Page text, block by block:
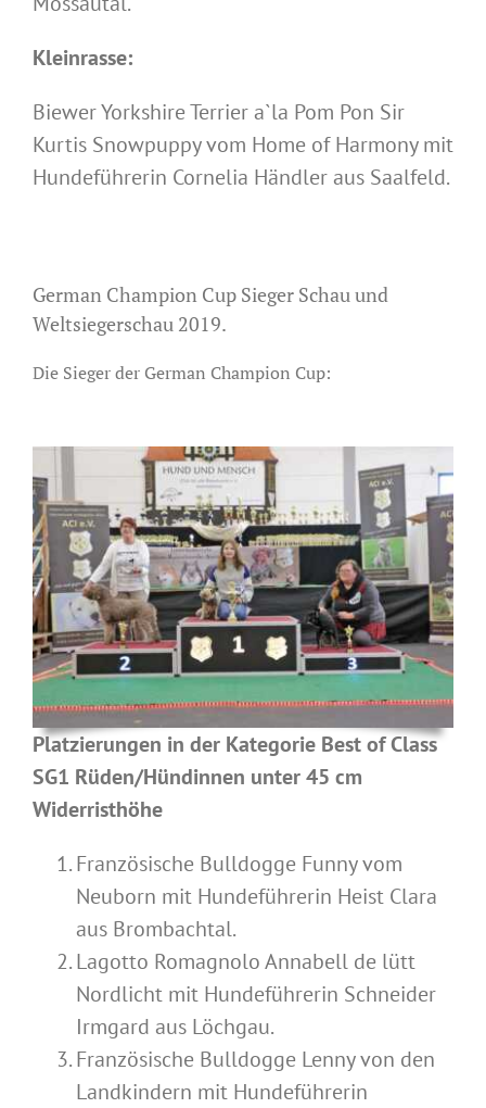
Kleinrasse:
Biewer Yorkshire Terrier a`la Pom Pon Sir
Kurtis Snowpuppy vom Home of Harmony mit
Hundeführerin Cornelia Händler aus Saalfeld.
German Champion Cup Sieger Schau und
Weltsiegerschau 2019.
Die Sieger der German Champion Cup:
Platzierungen in der Kategorie Best of Class
SG1 Rüden/Hündinnen unter 45 cm
Widerristhöhe
Französische Bulldogge Funny vom
Neuborn mit Hundeführerin Heist Clara
aus Brombachtal.
Lagotto Romagnolo Annabell de lütt
Nordlicht mit Hundeführerin Schneider
Irmgard aus Löchgau.
Französische Bulldogge Lenny von den
Landkindern mit Hundeführerin